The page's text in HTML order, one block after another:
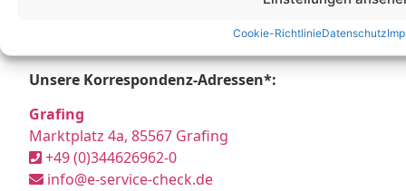
Cookie-RichtlinieDatenschutz
Unsere Korrespondenz-Adressen*:
Grafing
Marktplatz 4a, 85567 Grafing
+49 (0)344626962-0
info@e-service-check.de